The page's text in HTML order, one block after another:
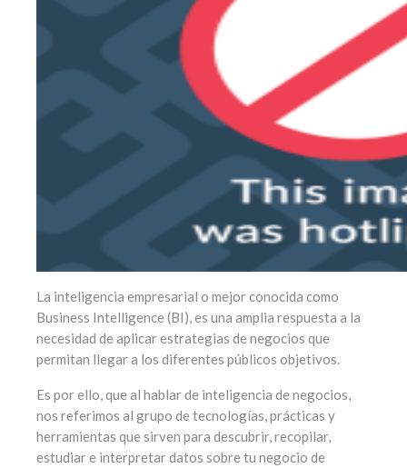
La inteligencia empresarial o mejor conocida como
Business Intelligence (BI), es una amplia respuesta a la
necesidad de aplicar estrategias de negocios que
permitan llegar a los diferentes públicos objetivos.
Es por ello, que al hablar de inteligencia de negocios,
nos referimos al grupo de tecnologías, prácticas y
herramientas que sirven para descubrir, recopilar,
estudiar e interpretar datos sobre tu negocio de